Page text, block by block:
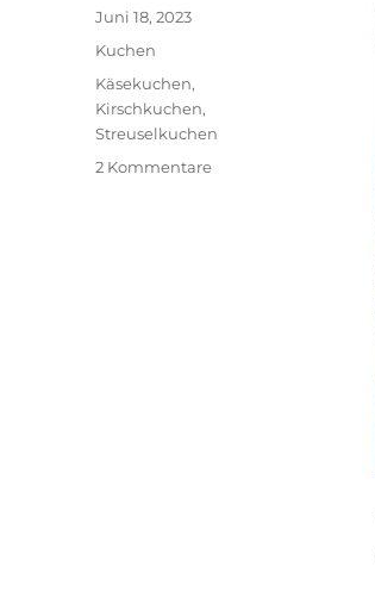
Veröffentlicht
Juni 18, 2023
Kategorien
Kuchen
Schlagwörter
Käsekuchen,
Kirschkuchen,
Streuselkuchen
2 Kommentarezu